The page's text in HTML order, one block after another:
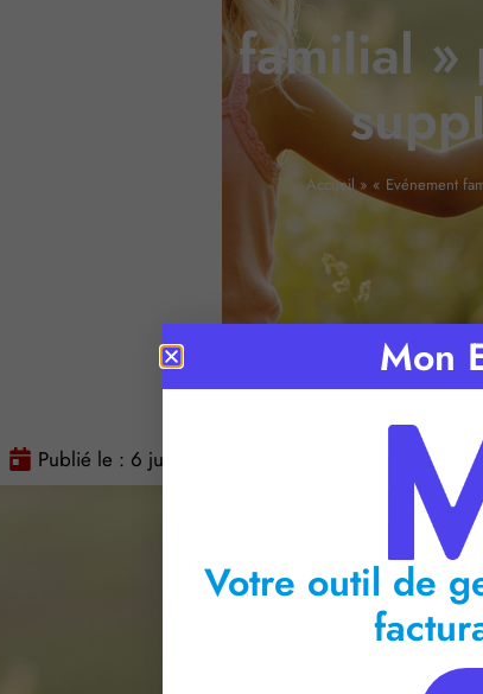
familial
Accueil» « Evénement
Publié le : 6 juillet 2020 Temps de lecture : < 1
Mon
Votre outil de